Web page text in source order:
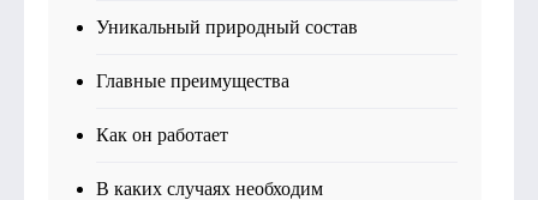
Уникальный природный состав
Главные преимущества
Как он работает
В каких случаях необходим